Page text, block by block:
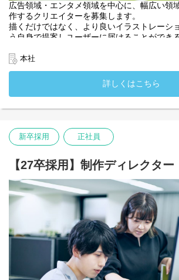
広告領域・エンタメ領域を中心に、幅広い領
作するクリエイターを募集します。
描くだけではなく、より良いイラストレーシ
う自身で提案しユーザーに届けることができ
チームで連携し高い成果を出せるよう、実績
学べる体制が確立されています。
・入社時配属先：ビジュアルワークス部
・入社時配属先：関西支社
本社
詳しくはこちら
新卒採用 正社員
【27卒採用】制作ディレクター